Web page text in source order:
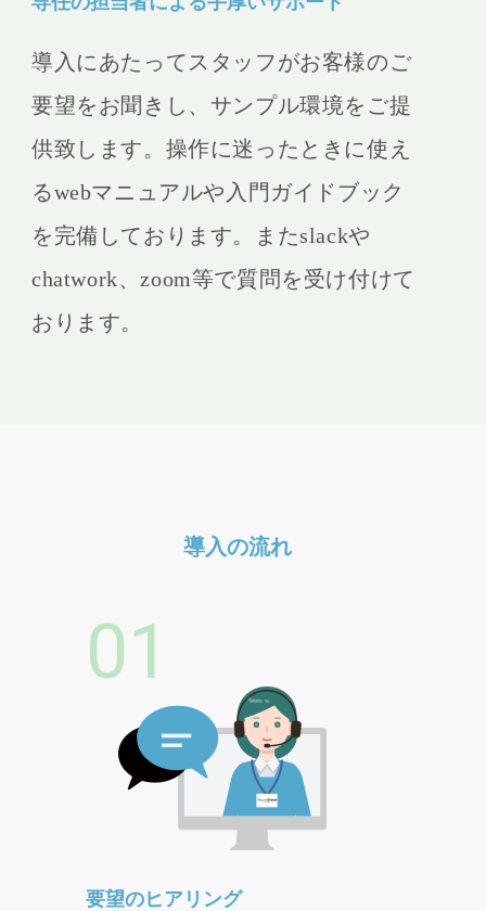
導入にあたってスタッフがお客様のご
要望をお聞きし、サンプル環境をご提
供致します。操作に迷ったときに使え
るwebマニュアルや入門ガイドブック
を完備しております。またslackや
chatwork、zoom等で質問を受け付けて
おります。
導入の流れ
01
要望のヒアリング